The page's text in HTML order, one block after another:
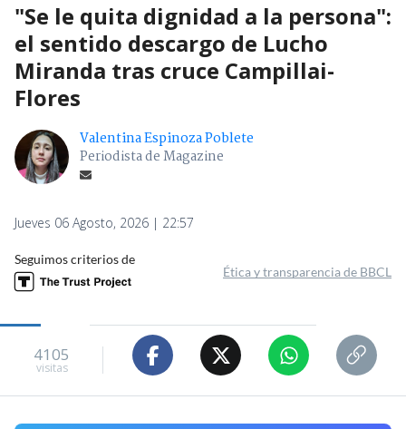
"Se le quita dignidad a la persona":
el sentido descargo de Lucho
Miranda tras cruce Campillai-
Flores
Valentina Espinoza Poblete
Periodista de Magazine
Jueves 06 Agosto, 2026 | 22:57
Seguimos criterios de
Ética y transparencia de BBCL
4105
visitas